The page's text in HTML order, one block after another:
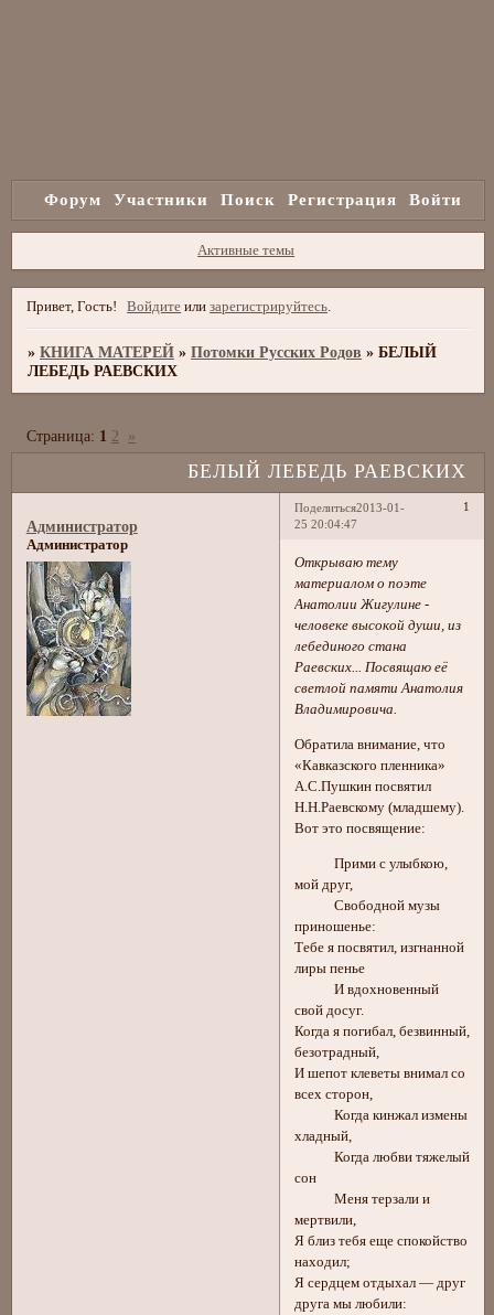
Форум Участники Поиск Регистрация Войти
Активные темы
Привет, Гость! Войдите илизарегистрируйтесь
»КНИГА МАТЕРЕЙ »Потомки Русских Родов »БЕЛЫЙ
ЛЕБЕДЬ РАЕВСКИХ
БЕЛЫЙ ЛЕБЕДЬ РАЕВСКИХ
Страница: 1 2 »
Поделиться 1
2013-01-
25 20:04:47
Администратор
Администратор
Открываю тему
материалом о поэте
Анатолии Жигулине -
человеке высокой души, из
лебединого стана
Раевских... Посвящаю её
светлой памяти Анатолия
Владимировича.
Обратила внимание, что
«Кавказского пленника»
А.С.Пушкин посвятил
Н.Н.Раевскому (младшему).
Вот это посвящение:
Прими с улыбкою,
мой друг,
Свободной музы
приношенье:
Тебе я посвятил, изгнанной
лиры пенье
И вдохновенный
свой досуг.
Когда я погибал, безвинный,
безотрадный,
И шепот клеветы внимал со
всех сторон,
Когда кинжал измены
хладный,
Когда любви тяжелый
сон
Меня терзали и
мертвили,
Я близ тебя еще спокойство
находил;
Я сердцем отдыхал — друг
друга мы любили: